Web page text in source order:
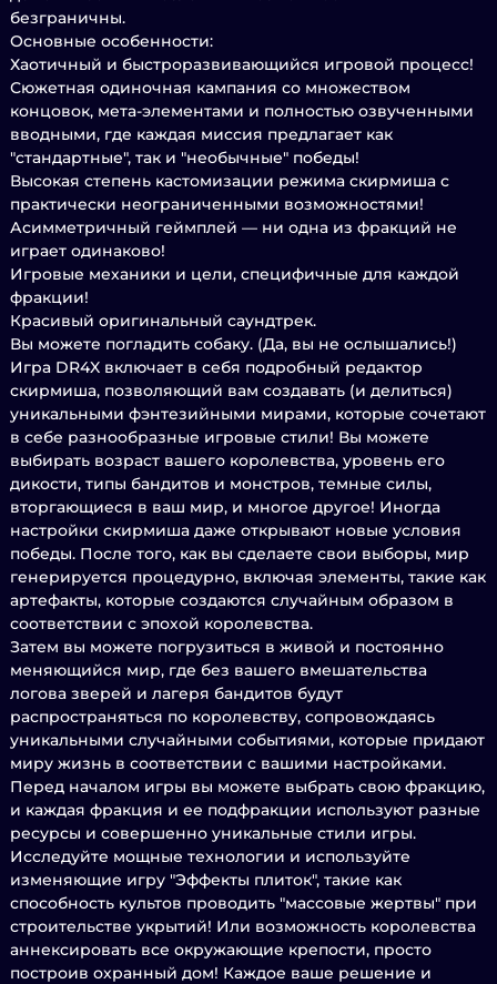
безграничны.
Основные особенности:
Хаотичный и быстроразвивающийся игровой процесс!
Сюжетная одиночная кампания со множеством
концовок, мета-элементами и полностью озвученными
вводными, где каждая миссия предлагает как
"стандартные", так и "необычные" победы!
Высокая степень кастомизации режима скирмиша с
практически неограниченными возможностями!
Асимметричный геймплей — ни одна из фракций не
играет одинаково!
Игровые механики и цели, специфичные для каждой
фракции!
Красивый оригинальный саундтрек.
Вы можете погладить собаку. (Да, вы не ослышались!)
Игра DR4X включает в себя подробный редактор
скирмиша, позволяющий вам создавать (и делиться)
уникальными фэнтезийными мирами, которые сочетают
в себе разнообразные игровые стили! Вы можете
выбирать возраст вашего королевства, уровень его
дикости, типы бандитов и монстров, темные силы,
вторгающиеся в ваш мир, и многое другое! Иногда
настройки скирмиша даже открывают новые условия
победы. После того, как вы сделаете свои выборы, мир
генерируется процедурно, включая элементы, такие как
артефакты, которые создаются случайным образом в
соответствии с эпохой королевства.
Затем вы можете погрузиться в живой и постоянно
меняющийся мир, где без вашего вмешательства
логова зверей и лагеря бандитов будут
распространяться по королевству, сопровождаясь
уникальными случайными событиями, которые придают
миру жизнь в соответствии с вашими настройками.
Перед началом игры вы можете выбрать свою фракцию,
и каждая фракция и ее подфракции используют разные
ресурсы и совершенно уникальные стили игры.
Исследуйте мощные технологии и используйте
изменяющие игру "Эффекты плиток", такие как
способность культов проводить "массовые жертвы" при
строительстве укрытий! Или возможность королевства
аннексировать все окружающие крепости, просто
построив охранный дом! Каждое ваше решение и